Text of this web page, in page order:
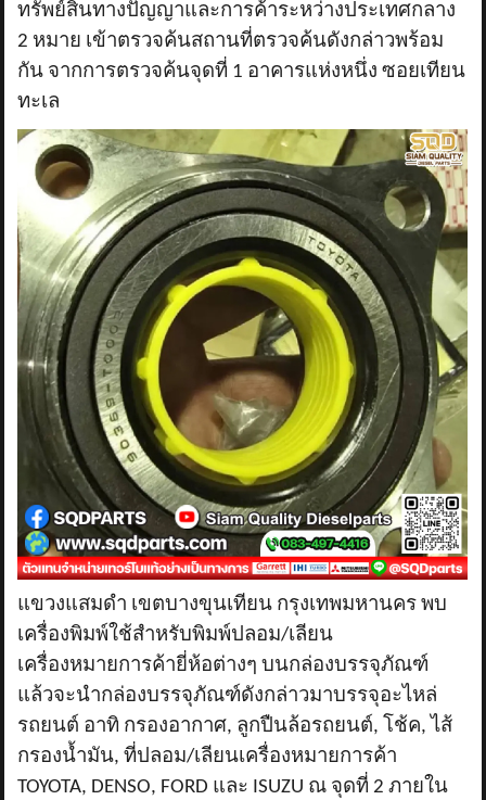
ทรัพย์สินทางปัญญาและการค้าระหว่างประเทศกลาง
2 หมาย เข้าตรวจค้นสถานที่ตรวจค้นดังกล่าวพร้อม
กัน จากการตรวจค้นจุดที่ 1 อาคารแห่งหนึ่ง ซอยเทียน
ทะเล
แขวงแสมดำ เขตบางขุนเทียน กรุงเทพมหานคร พบ
เครื่องพิมพ์ใช้สำหรับพิมพ์ปลอม/เลียน
เครื่องหมายการค้ายี่ห้อต่างๆ บนกล่องบรรจุภัณฑ์
แล้วจะนำกล่องบรรจุภัณฑ์ดังกล่าวมาบรรจุอะไหล่
รถยนต์ อาทิ กรองอากาศ, ลูกปืนล้อรถยนต์, โช้ค, ไส้
กรองน้ำมัน,ที่ปลอม/เลียนเครื่องหมายการค้า
TOYOTA, DENSO, FORD และ ISUZU ณ จุดที่2 ภายใน